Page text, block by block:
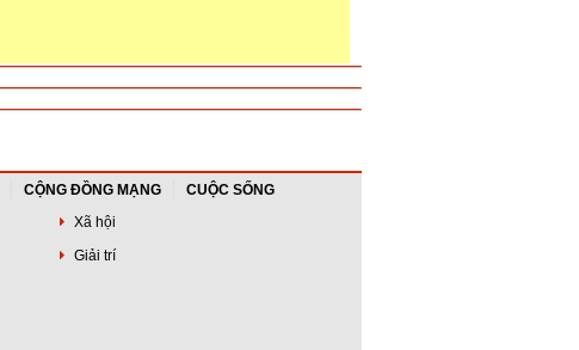
CỘNG ĐỒNG MẠNG
CUỘC SỐNG
Xã hội
Giải trí